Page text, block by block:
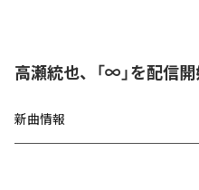
高瀬統也、「∞」を配信
新曲情報